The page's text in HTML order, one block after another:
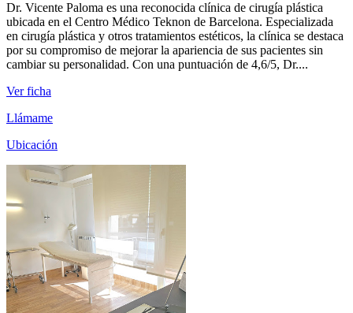
Dr. Vicente Paloma es una reconocida clínica de cirugía plástica
ubicada en el Centro Médico Teknon de Barcelona. Especializada
en cirugía plástica y otros tratamientos estéticos, la clínica se destaca
por su compromiso de mejorar la apariencia de sus pacientes sin
cambiar su personalidad. Con una puntuación de 4,6/5, Dr....
Ver ficha
Llámame
Ubicación